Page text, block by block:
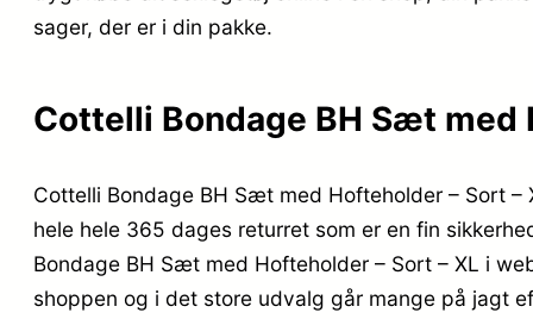
sager, der er i din pakke.
Cottelli Bondage BH Sæt med
Cottelli Bondage BH Sæt med Hofteholder – Sort
hele hele 365 dages returret som er en fin
Bondage BH Sæt med Hofteholder – Sort – XL i
shoppen og i det store udvalg går mange på jagt